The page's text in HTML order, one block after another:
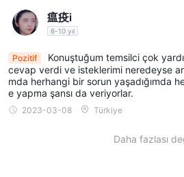
瘟疫i
6-10 yıl
Pozitif
Konuştuğum temsilci çok
cevap verdi ve isteklerimi neredeyse
mda herhangi bir sorun yaşadığımda
e yapma şansı da veriyorlar.
2023-03-08 Türkiye
Daha fazlası